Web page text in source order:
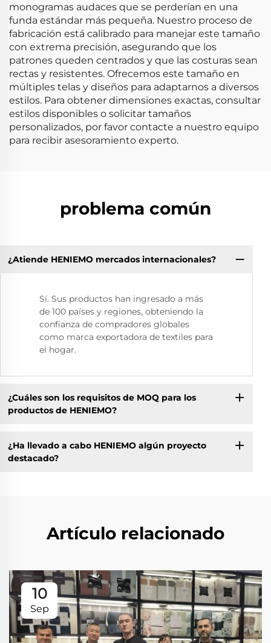
monogramas audaces que se perderían en una
funda estándar más pequeña. Nuestro proceso de
fabricación está calibrado para manejar este tamaño
con extrema precisión, asegurando que los
patrones queden centrados y que las costuras sean
rectas y resistentes. Ofrecemos este tamaño en
múltiples telas y diseños para adaptarnos a diversos
estilos. Para obtener dimensiones exactas, consultar
estilos disponibles o solicitar tamaños
personalizados, por favor contacte a nuestro equipo
para recibir asesoramiento experto.
problema común
¿Atiende HENIEMO mercados internacionales?
Sí. Sus productos han ingresado a más
de 100 países y regiones, obteniendo la
confianza de compradores globales
como marca exportadora de textiles para
el hogar.
¿Cuáles son los requisitos de MOQ para los
productos de HENIEMO?
¿Ha llevado a cabo HENIEMO algún proyecto
destacado?
Artículo relacionado
10
Sep